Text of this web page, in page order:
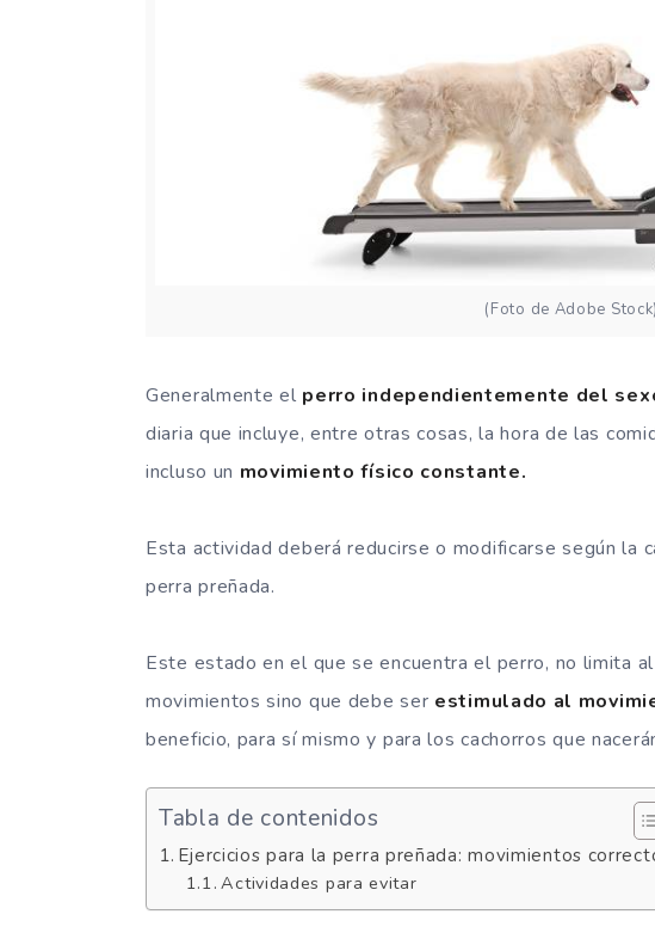
(Foto de Adobe Stock)
Generalmente el perro independientemente del
diaria que incluye, entre otras cosas, la hora de las
incluso un movimiento físico constante.
Esta actividad deberá reducirse o modificarse según la
perra preñada.
Este estado en el que se encuentra el perro, no limita
movimientos sino que debe ser estimulado al
beneficio, para sí mismo y para los cachorros que
Tabla de contenidos
Ejercicios para la perra preñada: movimientos
Actividades para evitar